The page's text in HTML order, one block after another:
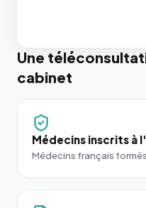
Une
cabinet
Médecins inscrits à
Médecins français